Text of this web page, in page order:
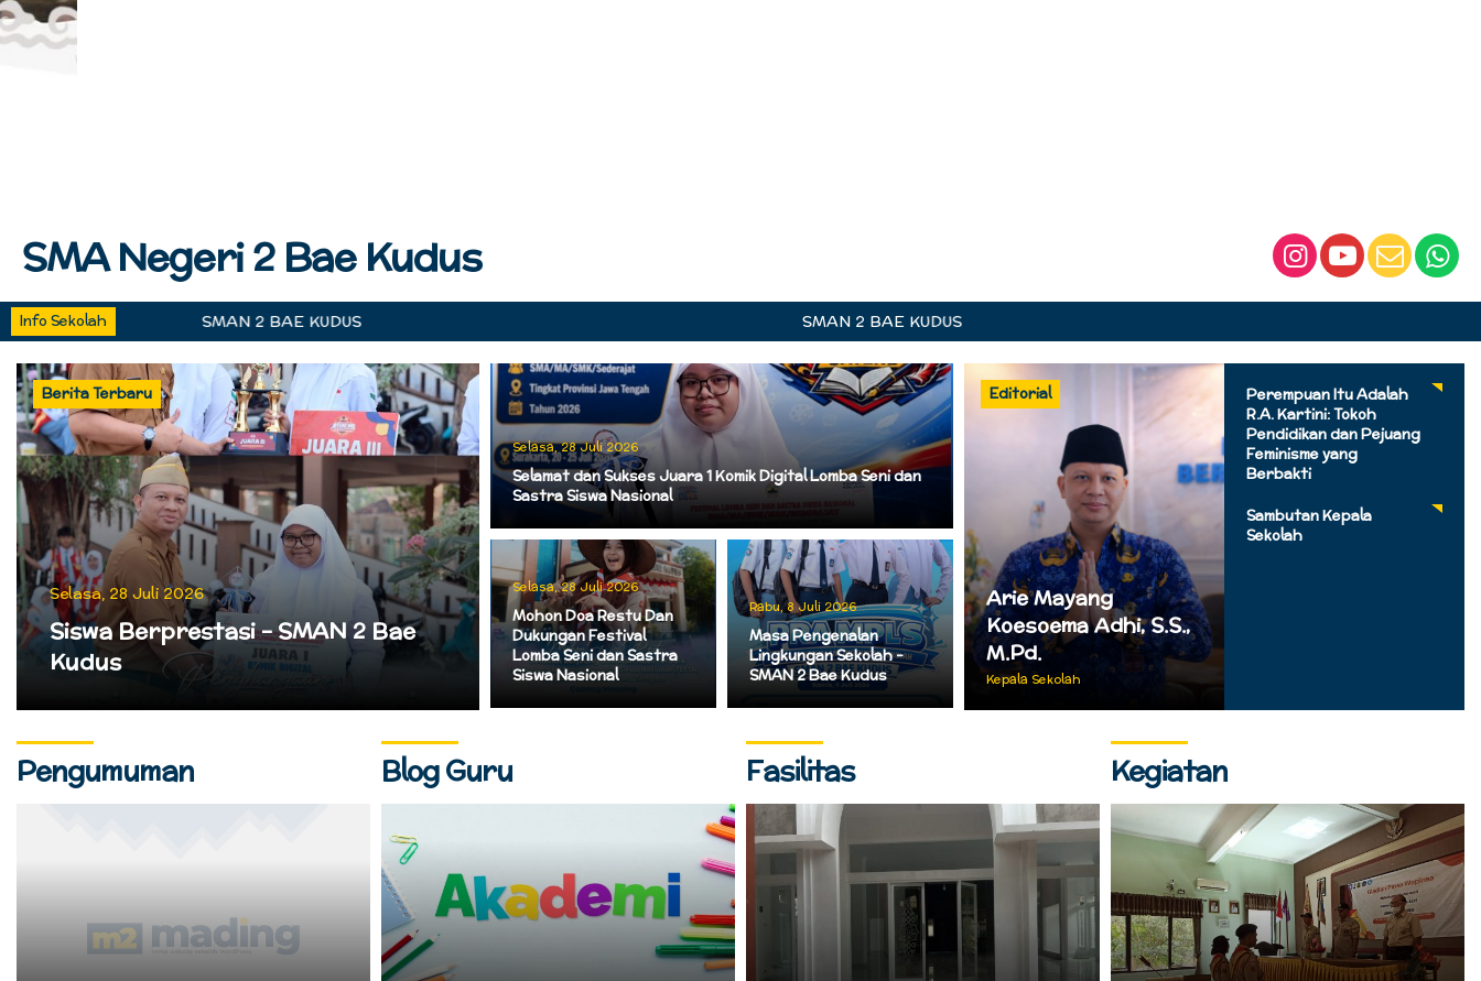
SMA Negeri 2 Bae Kudus
Info Sekolah SMAN 2 BAE KUDUS
SMAN 2 BAE KUDUS
Berita Terbaru
Selasa, 28 Juli 2026
Siswa Berprestasi – SMAN 2 Bae
Kudus
Selasa, 28 Juli 2026
Selamat dan Sukses Juara 1 Komik Digital Lomba Seni dan
Sastra Siswa Nasional
Selasa, 28 Juli 2026
Mohon Doa Restu Dan
Dukungan Festival
Lomba Seni dan Sastra
Siswa Nasional
Rabu, 8 Juli 2026
Masa Pengenalan
Lingkungan Sekolah –
SMAN 2 Bae Kudus
Editorial
Arie Mayang
Koesoema Adhi, S.S.,
M.Pd.
Kepala Sekolah
Perempuan Itu Adalah
R.A. Kartini: Tokoh
Pendidikan dan Pejuang
Feminisme yang
Berbakti
Sambutan Kepala
Sekolah
Pengumuman Blog Guru Fasilitas Kegiatan